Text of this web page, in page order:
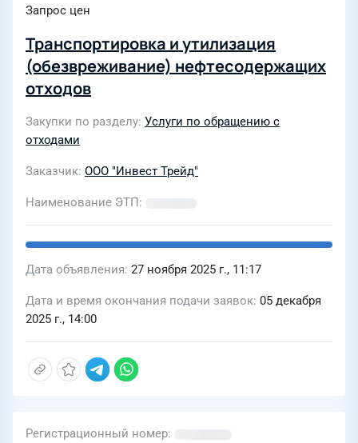
Запрос цен
Транспортировка и утилизация
(обезвреживание) нефтесодержащих
отходов
Закупки по разделу Услуги по обращению с
отходами
Заказчик ООО "Инвест Трейд"
Наименование ЭТП
Дата объявления 27 ноября 2025 г., 11:17
Дата и время окончания подачи заявок 05 декабря
2025 г., 14:00
Регистрационный номер